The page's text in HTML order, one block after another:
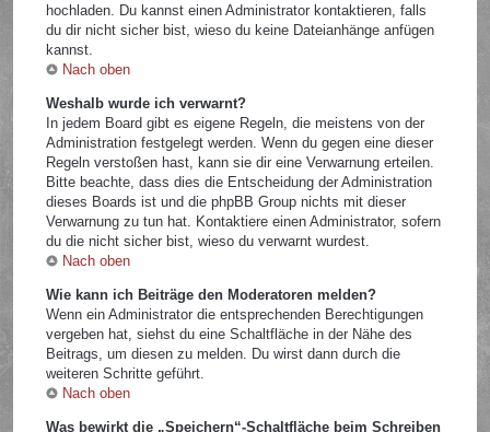
hochladen. Du kannst einen Administrator kontaktieren, falls
du dir nicht sicher bist, wieso du keine Dateianhänge anfügen
kannst.
Nach oben
Weshalb wurde ich verwarnt?
In jedem Board gibt es eigene Regeln, die meistens von der
Administration festgelegt werden. Wenn du gegen eine dieser
Regeln verstoßen hast, kann sie dir eine Verwarnung erteilen.
Bitte beachte, dass dies die Entscheidung der Administration
dieses Boards ist und die phpBB Group nichts mit dieser
Verwarnung zu tun hat. Kontaktiere einen Administrator, sofern
du die nicht sicher bist, wieso du verwarnt wurdest.
Nach oben
Wie kann ich Beiträge den Moderatoren melden?
Wenn ein Administrator die entsprechenden Berechtigungen
vergeben hat, siehst du eine Schaltfläche in der Nähe des
Beitrags, um diesen zu melden. Du wirst dann durch die
weiteren Schritte geführt.
Nach oben
Was bewirkt die „Speichern“-Schaltfläche beim Schreiben